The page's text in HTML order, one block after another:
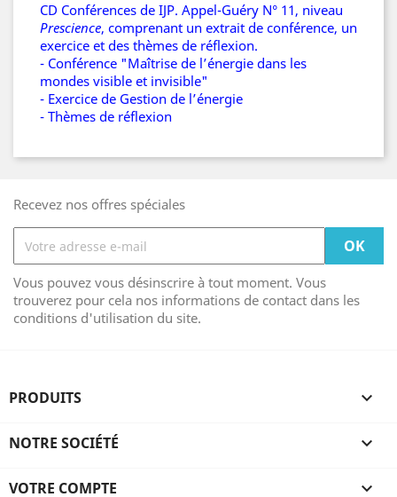
CD Conférences de IJP. Appel-Guéry N° 11, niveau
Prescience, comprenant un extrait de conférence, un
exercice et des thèmes de réflexion.
- Conférence "Maîtrise de l’énergie dans les
mondes visible et invisible"
- Exercice de Gestion de l’énergie
- Thèmes de réflexion
Recevez nos offres spéciales
Vous pouvez vous désinscrire à tout moment. Vous
trouverez pour cela nos informations de contact dans les
conditions d'utilisation du site.
PRODUITS 
NOTRE SOCIÉTÉ 
VOTRE COMPTE 